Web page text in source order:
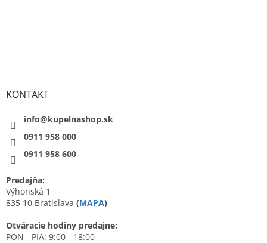
KONTAKT
info@kupelnashop.sk
0911 958 000
0911 958 600
Predajňa:
Výhonská 1
835 10 Bratislava (MAPA)
Otváracie hodiny predajne:
PON - PIA: 9:00 - 18:00